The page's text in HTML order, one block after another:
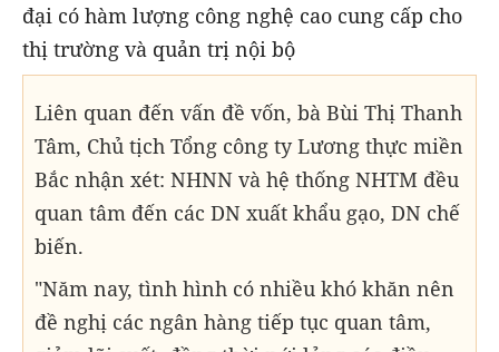
đại có hàm lượng công nghệ cao cung cấp cho
thị trường và quản trị nội bộ
Liên quan đến vấn đề vốn, bà Bùi Thị Thanh
Tâm, Chủ tịch Tổng công ty Lương thực miền
Bắc nhận xét: NHNN và hệ thống NHTM đều
quan tâm đến các DN xuất khẩu gạo, DN chế
biến.
"Năm nay, tình hình có nhiều khó khăn nên
đề nghị các ngân hàng tiếp tục quan tâm,